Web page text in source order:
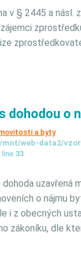
v § 2445 a násl.
dohodou o
a byty
/mnt/web-data2/
line 33
uzavřená
o nájmu
i z obecných
zákoníku, dle